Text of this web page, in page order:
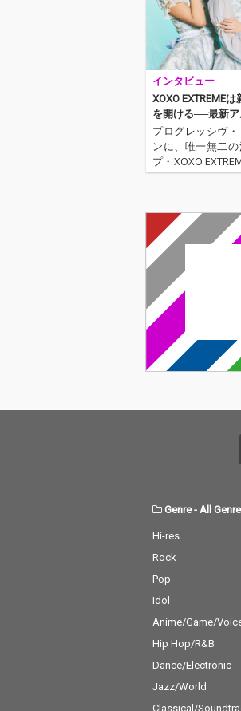
インタビュー
XOXO EXTREME
を開ける──最新
プログレッシヴ
ンに、唯一無二
プ・XOXO
トリーム)。昨年
Genre- All
Hi-res
Rock
Pop
Idol
Anime/Game/
Hip Hop/R&B
Dance/Electronic
Jazz/World
Classical/